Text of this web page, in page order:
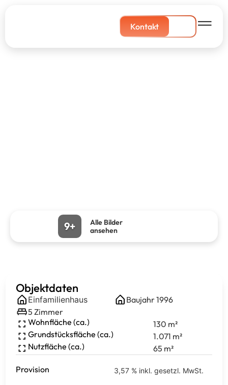
Kontakt
9+
Alle Bilder
ansehen
Objektdaten
Einfamilienhaus Baujahr1996
5 Zimmer
Wohnfläche (ca.)
130 m²
Grundstücksfläche (ca.)
1.071 m²
Nutzfläche (ca.)
65 m²
Provision 3,57 % inkl. gesetzl. MwSt.